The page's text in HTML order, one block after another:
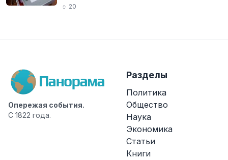
20
Опережая события.
С 1822 года.
Разделы
Политика
Общество
Наука
Экономика
Статьи
Книги